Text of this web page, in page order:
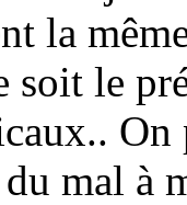
la
soit le
On
mal à